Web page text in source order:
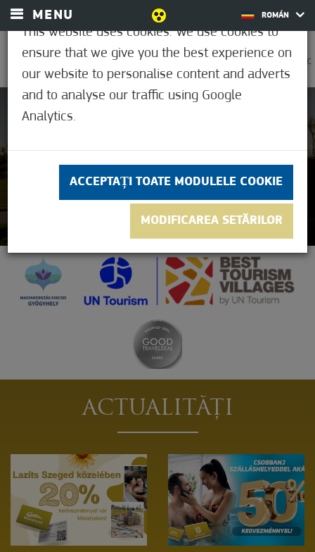
MENU ROMÁN
26,1°C
Păstrarea
tradițiilor
ACTUALITĂȚI
This website uses cookies. We use cookies to
ensure that we give you the best experience on
our website to personalise content and adverts
and to analyse our traffic using Google
Analytics.
ACCEPTAȚI TOATE MODULELE COOKIE
MODIFICAREA SETĂRILOR